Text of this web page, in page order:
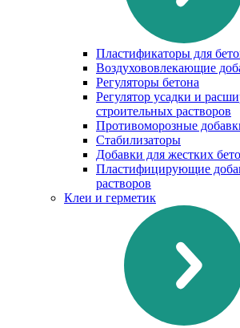
Пластификаторы для
Воздухововлекающие
Регуляторы бетона
Регулятор усадки и
строительных растворов
Противоморозные
Стабилизаторы
Добавки для жестких
Пластифицирующие
растворов
Клеи и герметик